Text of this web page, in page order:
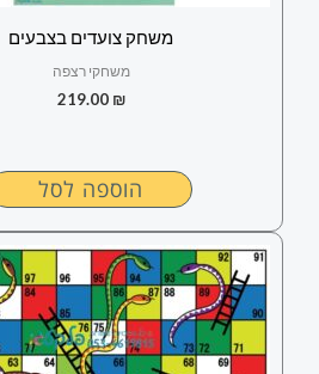
משחק צועדים בצבעים
משחקי רצפה
219.00 ₪
הוספה לסל